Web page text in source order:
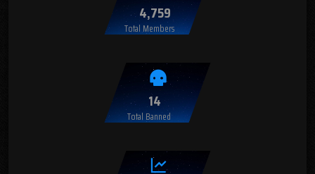
4,759
Total Members
14
Total Banned